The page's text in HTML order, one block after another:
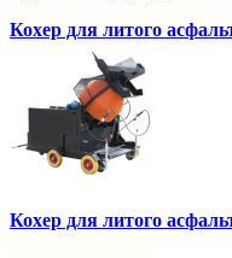
Кохер для литого
Кохер для литого